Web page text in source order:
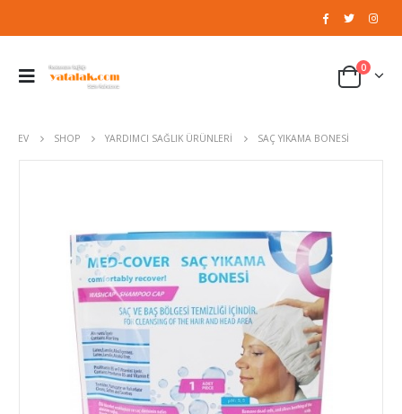
0
EV SHOP YARDIMCI SAĞLIK ÜRÜNLERI SAÇ YIKAMA BONESI